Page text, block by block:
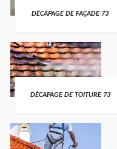
DÉCAPAGE DE FAÇADE 73
DÉCAPAGE DE TOITURE 73